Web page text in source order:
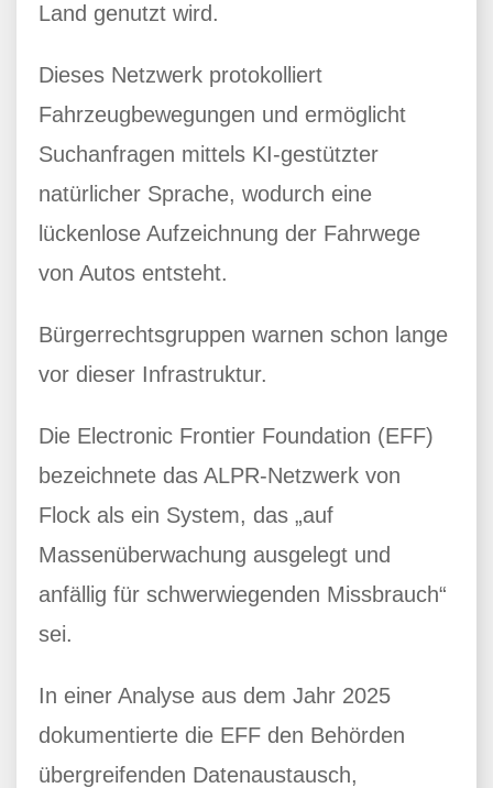
Land genutzt wird.
Dieses Netzwerk protokolliert
Fahrzeugbewegungen und ermöglicht
Suchanfragen mittels KI-gestützter
natürlicher Sprache, wodurch eine
lückenlose Aufzeichnung der Fahrwege
von Autos entsteht.
Bürgerrechtsgruppen warnen schon lange
vor dieser Infrastruktur.
Die Electronic Frontier Foundation (EFF)
bezeichnete das ALPR-Netzwerk von
Flock als ein System, das „auf
Massenüberwachung ausgelegt und
anfällig für schwerwiegenden Missbrauch“
sei.
In einer Analyse aus dem Jahr 2025
dokumentierte die EFF den Behörden
übergreifenden Datenaustausch,